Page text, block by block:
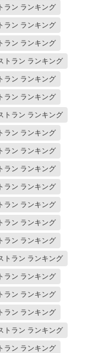
ラン ランキング
ラン ランキング
ラン ランキング
トラン ランキング
ラン ランキング
ラン ランキング
トラン ランキング
ラン ランキング
ラン ランキング
ラン ランキング
ラン ランキング
ラン ランキング
ラン ランキング
ラン ランキング
トラン ランキング
ラン ランキング
ラン ランキング
ラン ランキング
トラン ランキング
ラン ランキング